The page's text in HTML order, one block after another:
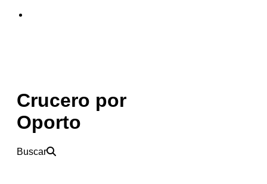
Crucero por
Oporto
Buscar